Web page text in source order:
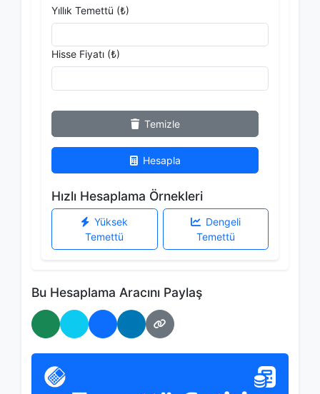
Yıllık Temettü (₺)
Hisse Fiyatı (₺)
Temizle
Hesapla
Hızlı Hesaplama Örnekleri
Yüksek
Temettü
Dengeli
Temettü
Bu Hesaplama Aracını Paylaş
WhatsApp'ta Paylaş
Twitter'da Paylaş
Facebook'ta Paylaş
LinkedIn'de Paylaş
Bağlantıyı Kopyala